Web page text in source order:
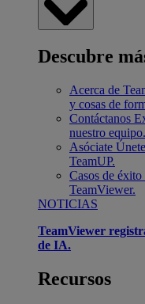
Descubre
Acerca de
y cosas de
Contáctanos
nuestro equipo.
Asóciate
TeamUP.
Casos de éxito
TeamViewer.
NOTICIAS
TeamViewer
de IA.
Recursos